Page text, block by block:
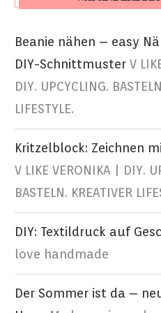
Beanie nähen – easy
DIY-Schnittmuster V
DIY. UPCYCLING.
LIFESTYLE.
Kritzelblock: Zeichnen
V LIKE VERONIKA | DIY.
BASTELN. KREATIVER
DIY: Textildruck auf
love handmade
Der Sommer ist da –